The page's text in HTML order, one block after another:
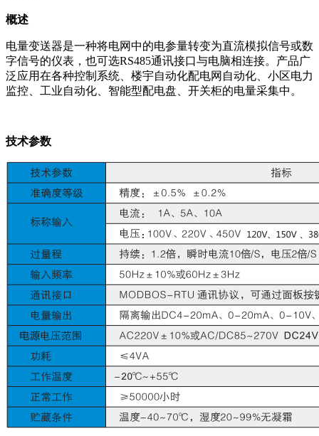
概述
电量变送器是一种将电网中的电参量转变为直流模拟信号或数
字信号的仪表，也可选RS485通讯接口与电脑相连接。产品广
泛应用在各种控制系统、楼宇自动化配电网自动化、小区电力
监控、工业自动化、智能型配电盘、开关柜的电量采集中。
技术参数